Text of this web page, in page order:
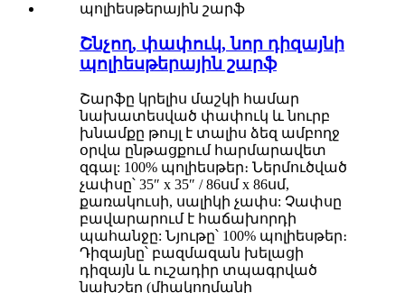
Շնչող, փափուկ, նոր դիզայնի
պոլիեսթերային շարֆ
Շարֆը կրելիս մաշկի համար
նախատեսված փափուկ և նուրբ
խնամքը թույլ է տալիս ձեզ ամբողջ
օրվա ընթացքում հարմարավետ
զգալ: 100% պոլիեսթեր։ Ներմուծված
չափսը՝ 35″ x 35″ / 86սմ x 86սմ,
քառակուսի, սալիկի չափս: Չափսը
բավարարում է հաճախորդի
պահանջը: Նյութը՝ 100% պոլիեսթեր։
Դիզայնը՝ բազմազան խելացի
դիզայն և ուշադիր տպագրված
նախշեր (միակողմանի